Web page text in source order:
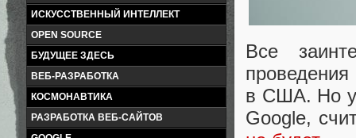
ИСКУССТВЕННЫЙ ИНТЕЛЛЕКТ
OPEN SOURCE
БУДУЩЕЕ ЗДЕСЬ
ВЕБ-РАЗРАБОТКА
КОСМОНАВТИКА
РАЗРАБОТКА ВЕБ-САЙТОВ
Все
в США. Но
Google,